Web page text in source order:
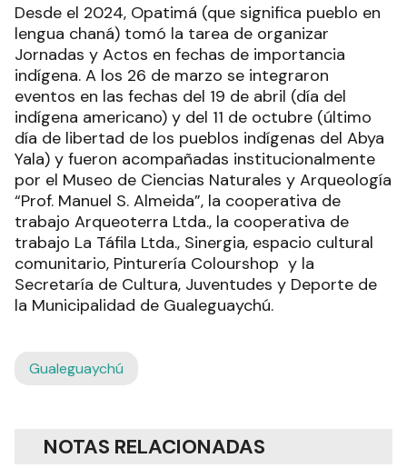
Desde el 2024, Opatimá (que significa pueblo en
lengua chaná) tomó la tarea de organizar
Jornadas y Actos en fechas de importancia
indígena. A los 26 de marzo se integraron
eventos en las fechas del 19 de abril (día del
indígena americano) y del 11 de octubre (último
día de libertad de los pueblos indígenas del Abya
Yala) y fueron acompañadas institucionalmente
por el Museo de Ciencias Naturales y Arqueología
“Prof. Manuel S. Almeida”, la cooperativa de
trabajo Arqueoterra Ltda., la cooperativa de
trabajo La Táfila Ltda., Sinergia, espacio cultural
comunitario, Pinturería Colourshop y la
Secretaría de Cultura, Juventudes y Deporte de
la Municipalidad de Gualeguaychú.
Gualeguaychú
NOTAS RELACIONADAS